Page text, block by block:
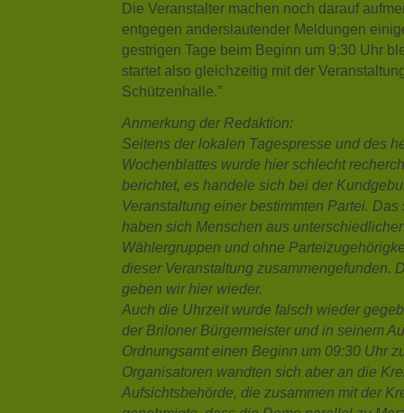
Die Veranstalter machen noch darauf
entgegen anderslautender Meldungen
gestrigen Tage beim Beginn um 9:30 Uhr
startet also gleichzeitig mit der
Schützenhalle.”
Anmerkung der Redaktion:
Seitens der lokalen Tagespresse und des
Wochenblattes wurde hier schlecht
berichtet, es handele sich bei der
Veranstaltung einer bestimmten Partei. Das
haben sich Menschen aus
Wählergruppen und ohne
dieser Veranstaltung zusammengefunden.
geben wir hier wieder.
Auch die Uhrzeit wurde falsch wieder
der Briloner Bürgermeister und in seinem
Ordnungsamt einen Beginn um 09:30 Uhr
Organisatoren wandten sich aber an die
Aufsichtsbehörde, die zusammen mit der